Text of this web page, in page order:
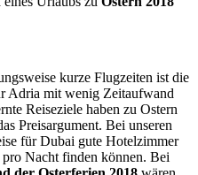
kurze Flugzeiten ist die
Adria mit wenig Zeitaufwand
Reiseziele haben zu Ostern
Preisargument. Bei unseren
für Dubai gute Hotelzimmer
Nacht finden können. Bei